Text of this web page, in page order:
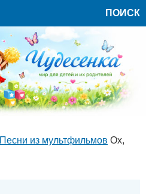
ПОИСК
Песни из мультфильмов Ох,